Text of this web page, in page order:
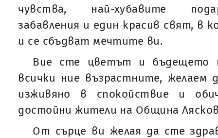
чувства, най-хубавите
забавления и един красив свят, в
и се сбъдват мечтите ви.
Вие сте цветът и бъдещето
всички ние възрастните,
изживяно в спокойствие и
достойни жители на Община
От сърце ви желая да сте